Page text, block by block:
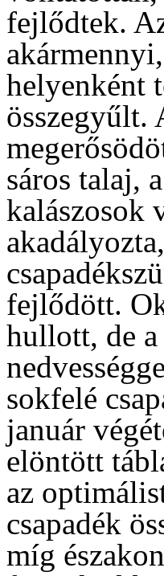
fejlődtek.
helyenként
összegyűlt.
sáros talaj,
kalászosok
fejlődött.
hullott, de
sokfelé
január
elöntött
az
csapadék
míg